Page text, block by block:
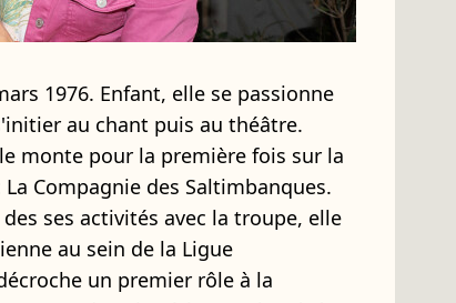
1976. Enfant, elle se passionne
au chant puis au théâtre.
monte pour la première fois sur la
Compagnie des Saltimbanques.
ses activités avec la troupe, elle
au sein de la Ligue
un premier rôle à la